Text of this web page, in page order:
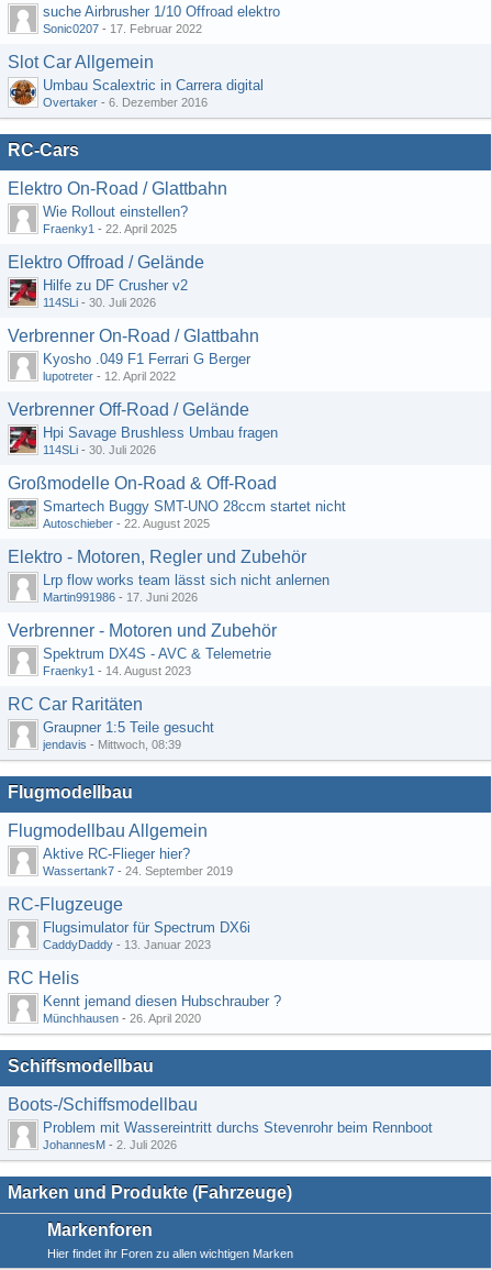
suche Airbrusher 1/10 Offroad elektro
Sonic0207 - 17. Februar 2022
Slot Car Allgemein
Umbau Scalextric in Carrera digital
Overtaker - 6. Dezember 2016
RC-Cars
Elektro On-Road / Glattbahn
Wie Rollout einstellen?
Fraenky1 - 22. April 2025
Elektro Offroad / Gelände
Hilfe zu DF Crusher v2
114SLi - 30. Juli 2026
Verbrenner On-Road / Glattbahn
Kyosho .049 F1 Ferrari G Berger
lupotreter - 12. April 2022
Verbrenner Off-Road / Gelände
Hpi Savage Brushless Umbau fragen
114SLi - 30. Juli 2026
Großmodelle On-Road & Off-Road
Smartech Buggy SMT-UNO 28ccm startet nicht
Autoschieber - 22. August 2025
Elektro - Motoren, Regler und Zubehör
Lrp flow works team lässt sich nicht anlernen
Martin991986 - 17. Juni 2026
Verbrenner - Motoren und Zubehör
Spektrum DX4S - AVC & Telemetrie
Fraenky1 - 14. August 2023
RC Car Raritäten
Graupner 1:5 Teile gesucht
jendavis - Mittwoch, 08:39
Flugmodellbau
Flugmodellbau Allgemein
Aktive RC-Flieger hier?
Wassertank7 - 24. September 2019
RC-Flugzeuge
Flugsimulator für Spectrum DX6i
CaddyDaddy - 13. Januar 2023
RC Helis
Kennt jemand diesen Hubschrauber ?
Münchhausen - 26. April 2020
Schiffsmodellbau
Boots-/Schiffsmodellbau
Problem mit Wassereintritt durchs Stevenrohr beim Rennboot
JohannesM - 2. Juli 2026
Marken und Produkte (Fahrzeuge)
Markenforen
Hier findet ihr Foren zu allen wichtigen Marken